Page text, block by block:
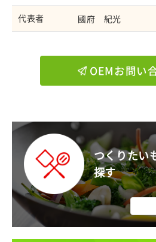
代表者 國府 紀光
OEMお問い
つくりたい
探す